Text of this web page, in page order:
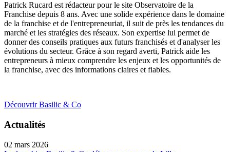
Patrick Rucard est rédacteur pour le site Observatoire de la
Franchise depuis 8 ans. Avec une solide expérience dans le domaine
de la franchise et de l'entrepreneuriat, il suit de près les tendances du
marché et les stratégies des réseaux. Son expertise lui permet de
donner des conseils pratiques aux futurs franchisés et d'analyser les
évolutions du secteur. Grâce à son regard averti, Patrick aide les
entrepreneurs à mieux comprendre les enjeux et les opportunités de
la franchise, avec des informations claires et fiables.
Découvrir Basilic & Co
Actualités
02 mars 2026